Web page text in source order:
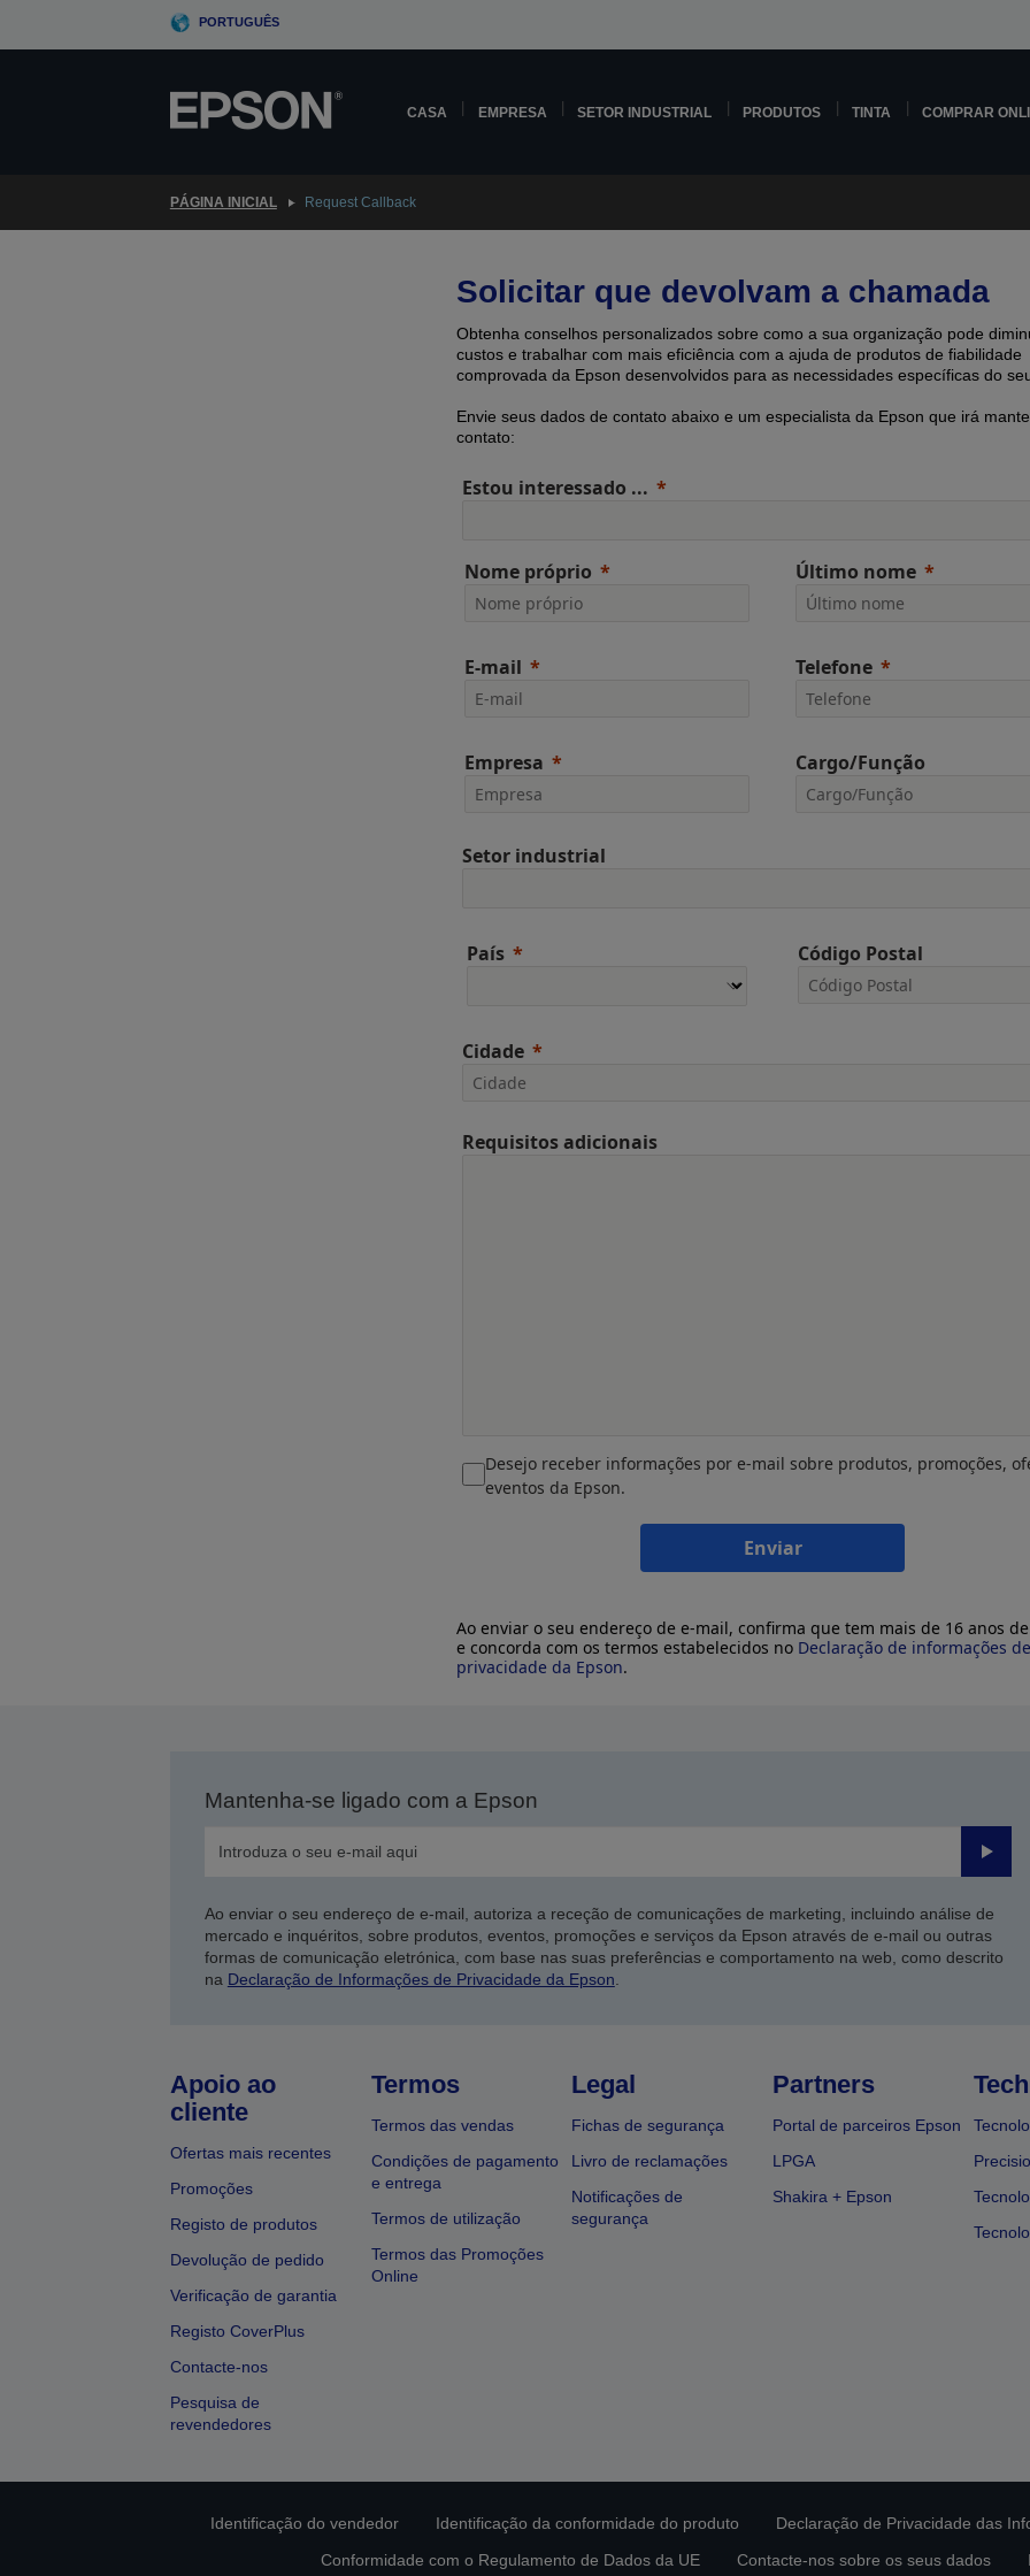
PORTUGUÊS
CASA EMPRESA SETOR INDUSTRIAL PRODUTOS TINTA COMPRAR
PÁGINA INICIAL Request Callback
Solicitar que devolvam a chamada
Obtenha conselhos personalizados sobre como a sua organização pode
custos e trabalhar com mais eficiência com a ajuda de produtos de fiabilidade
comprovada ​​da Epson desenvolvidos para as necessidades específicas do
Envie seus dados de contato abaixo e um especialista da Epson que irá
contato:
Estou interessado ...
Nome próprio Último nome
E-mail Telefone
Empresa Cargo/Função
Setor industrial
País Código Postal
Cidade
Requisitos adicionais
Desejo receber informações por e-mail sobre produtos, promoções,
eventos da Epson.
Enviar
Ao enviar o seu endereço de e-mail, confirma que tem mais de 16 anos
e concorda com os termos estabelecidos no Declaração de informações de
privacidade da Epson.
Mantenha-se ligado com a Epson
Enviar
Ao enviar o seu endereço de e-mail, autoriza a receção de comunicações de marketing, incluindo análise de
mercado e inquéritos, sobre produtos, eventos, promoções e serviços da Epson através de e-mail ou outras
formas de comunicação eletrónica, com base nas suas preferências e comportamento na web, como descrito
na Declaração de Informações de Privacidade da Epson
Apoio ao
cliente
Ofertas mais recentes
Promoções
Registo de produtos
Devolução de pedido
Verificação de garantia
Registo CoverPlus
Contacte-nos
Pesquisa de
revendedores
Termos
Termos das vendas
Condições de pagamento
e entrega
Termos de utilização
Termos das Promoções
Online
Legal
Fichas de segurança
Livro de reclamações
Notificações de
segurança
Partners
Portal de parceiros Epson
LPGA
Shakira + Epson
Identificação do vendedor Identificação da conformidade do produto Declaração de Privacidade das
Conformidade com o Regulamento de Dados da UE
Contacte-nos sobre os seus dados